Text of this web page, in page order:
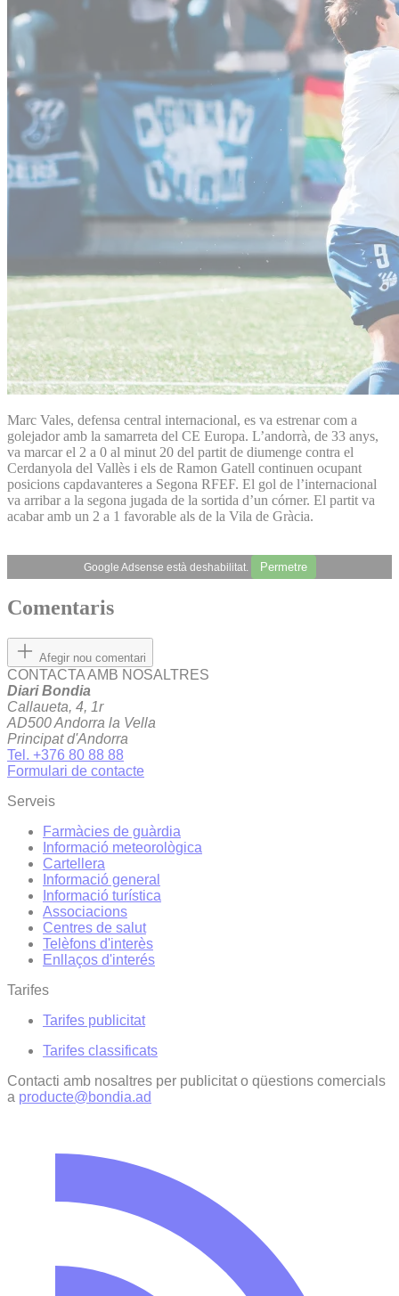
Marc Vales, defensa central internacional, es va estrenar com a
golejador amb la samarreta del CE Europa. L’andorrà, de 33 anys,
va marcar el 2 a 0 al minut 20 del partit de diumenge contra el
Cerdanyola del Vallès i els de Ramon Gatell continuen ocupant
posicions capdavanteres a Segona RFEF. El gol de l’internacional
va arribar a la segona jugada de la sortida d’un córner. El partit va
acabar amb un 2 a 1 favorable als de la Vila de Gràcia.
Google Adsense està deshabilitat. Permetre
Comentaris
Afegir nou comentari
CONTACTA AMB NOSALTRES
Diari Bondia
Callaueta, 4, 1r
AD500 Andorra la Vella
Principat d'Andorra
Tel. +376 80 88 88
Formulari de contacte
Serveis
Farmàcies de guàrdia
Informació meteorològica
Cartellera
Informació general
Informació turística
Associacions
Centres de salut
Telèfons d'interès
Enllaços d'interés
Tarifes
Tarifes publicitat
Tarifes classificats
Contacti amb nosaltres per publicitat o qüestions comercials
a producte@bondia.ad